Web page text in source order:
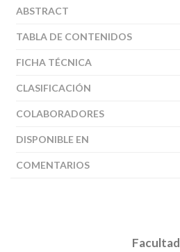
ABSTRACT
TABLA DE CONTENIDOS
FICHA TÉCNICA
CLASIFICACIÓN
COLABORADORES
DISPONIBLE EN
COMENTARIOS
Facultad